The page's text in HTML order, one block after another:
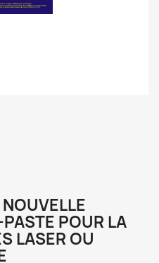
POUR LA
LASER OU